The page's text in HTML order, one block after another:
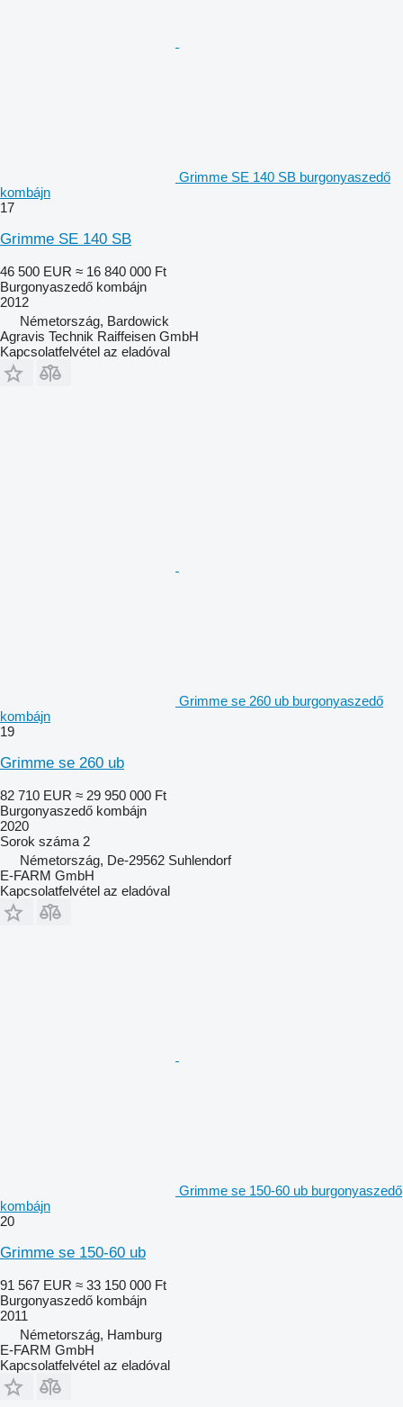
Grimme SE 140 SB burgonyaszedő
kombájn
17
Grimme SE 140 SB
46 500 EUR ≈ 16 840 000 Ft
Burgonyaszedő kombájn
2012
Németország, Bardowick
Agravis Technik Raiffeisen GmbH
Kapcsolatfelvétel az eladóval
Grimme se 260 ub burgonyaszedő
kombájn
19
Grimme se 260 ub
82 710 EUR ≈ 29 950 000 Ft
Burgonyaszedő kombájn
2020
Sorok száma 2
Németország, De-29562 Suhlendorf
E-FARM GmbH
Kapcsolatfelvétel az eladóval
Grimme se 150-60 ub burgonyaszedő
kombájn
20
Grimme se 150-60 ub
91 567 EUR ≈ 33 150 000 Ft
Burgonyaszedő kombájn
2011
Németország, Hamburg
E-FARM GmbH
Kapcsolatfelvétel az eladóval